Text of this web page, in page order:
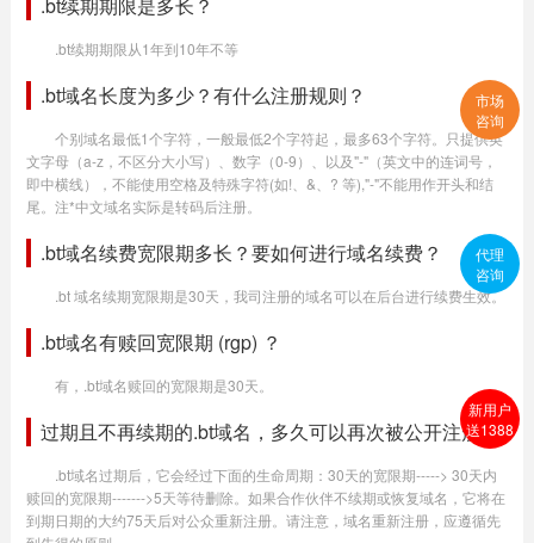
.bt续期期限从1年到10年不等
.bt域名长度为多少？有什么注册规则？
个别域名最低1个字符，一般最低2个字符起，最多63个字符。只提供英
文字母（a-z，不区分大小写）、数字（0-9）、以及"-"（英文中的连词号，
即中横线），不能使用空格及特殊字符(如!、&、? 等),"-"不能用作开头和结
尾。注*中文域名实际是转码后注册。
.bt域名续费宽限期多长？要如何进行域名续费？
.bt 域名续期宽限期是30天，我司注册的域名可以在后台进行续费生效。
.bt域名有赎回宽限期 (rgp) ？
有，.bt域名赎回的宽限期是30天。
过期且不再续期的.bt域名，多久可以再次被公开注册？
.bt域名过期后，它会经过下面的生命周期：30天的宽限期-----> 30天内
赎回的宽限期------->5天等待删除。如果合作伙伴不续期或恢复域名，它将在
到期日期的大约75天后对公众重新注册。请注意，域名重新注册，应遵循先
市场
咨询
代理
咨询
新用户
送1388